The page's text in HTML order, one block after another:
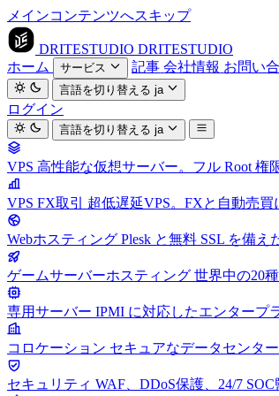
メインコンテンツへスキップ
DRITESTUDIO DRITESTUDIO
ホーム
サービス 記事 会社情報 お問い
言語を切り替える ja
ログイン
言語を切り替える ja
VPS 高性能な仮想サーバー。フル Root 権
VPS FX取引 超低遅延VPS。FXと自動売買
Webホスティング Plesk と無料 SSL を備
ゲームサーバーホスティング 世界中の20
専用サーバー IPMI に対応したエンタープ
コロケーション セキュアなデータセンタ
セキュリティ WAF、DDoS保護、24/7 SOC